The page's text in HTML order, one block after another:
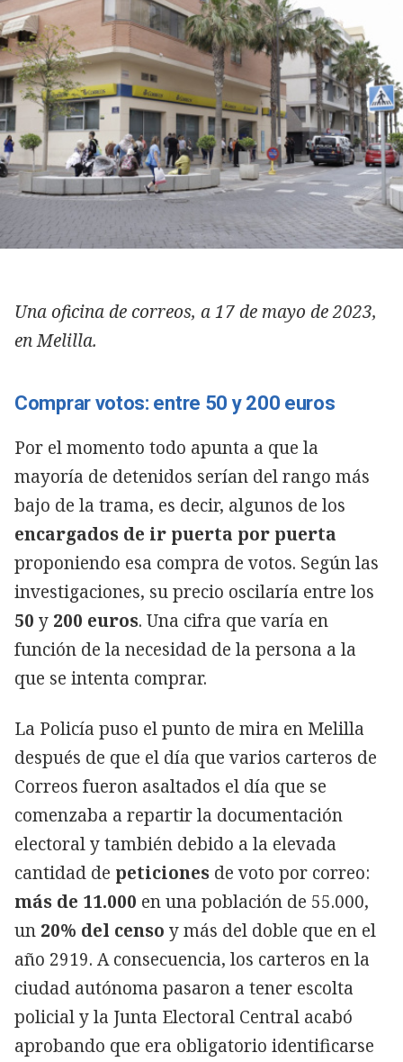
Una oficina de correos, a 17 de mayo de 2023,
en Melilla.
Comprar votos: entre 50 y 200 euros
Por el momento todo apunta a que la
mayoría de detenidos serían del rango más
bajo de la trama, es decir, algunos de los
encargados de ir puerta por puerta
proponiendo esa compra de votos. Según las
investigaciones, su precio oscilaría entre los
50 y 200 euros. Una cifra que varía en
función de la necesidad de la persona a la
que se intenta comprar.
La Policía puso el punto de mira en Melilla
después de que el día que varios carteros de
Correos fueron asaltados el día que se
comenzaba a repartir la documentación
electoral y también debido a la elevada
cantidad de peticiones de voto por correo:
más de 11.000 en una población de 55.000,
un 20% del censo y más del doble que en el
año 2919. A consecuencia, los carteros en la
ciudad autónoma pasaron a tener escolta
policial y la Junta Electoral Central acabó
aprobando que era obligatorio identificarse